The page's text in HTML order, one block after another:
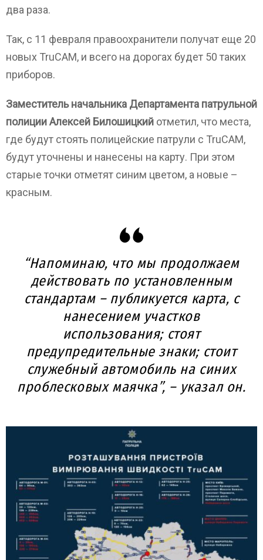
два раза.
Так, с 11 февраля правоохранители получат еще 20
новых TruCAM, и всего на дорогах будет 50 таких
приборов.
Заместитель начальника Департамента патрульной
полиции Алексей Билошицкий отметил, что места,
где будут стоять полицейские патрули с TruCAM,
будут уточнены и нанесены на карту. При этом
старые точки отметят синим цветом, а новые –
красным.
“Напоминаю, что мы продолжаем
действовать по установленным
стандартам – публикуется карта, с
нанесением участков
использования; стоят
предупредительные знаки; стоит
служебный автомобиль на синих
проблесковых маячка”, – указал он.